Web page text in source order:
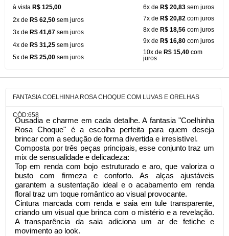
à vista R$ 125,00
2x de R$ 62,50 sem juros
3x de R$ 41,67 sem juros
4x de R$ 31,25 sem juros
5x de R$ 25,00 sem juros
6x de R$ 20,83 sem juros
7x de R$ 20,82 com juros
8x de R$ 18,56 com juros
9x de R$ 16,80 com juros
10x de R$ 15,40 com
juros
FANTASIA COELHINHA ROSA CHOQUE COM LUVAS E ORELHAS
CÓD:658
Ousadia e charme em cada detalhe. A fantasia "Coelhinha
Rosa Choque" é a escolha perfeita para quem deseja
brincar com a sedução de forma divertida e irresistível.
Composta por três peças principais, esse conjunto traz um
mix de sensualidade e delicadeza:
Top em renda com bojo estruturado e aro, que valoriza o
busto com firmeza e conforto. As alças ajustáveis
garantem a sustentação ideal e o acabamento em renda
floral traz um toque romântico ao visual provocante.
Cintura marcada com renda e saia em tule transparente,
criando um visual que brinca com o mistério e a revelação.
A transparência da saia adiciona um ar de fetiche e
movimento ao look.